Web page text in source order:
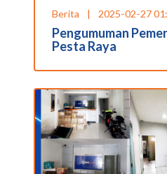
Berita | 2025-02-27
Pengumuman
Pesta Raya